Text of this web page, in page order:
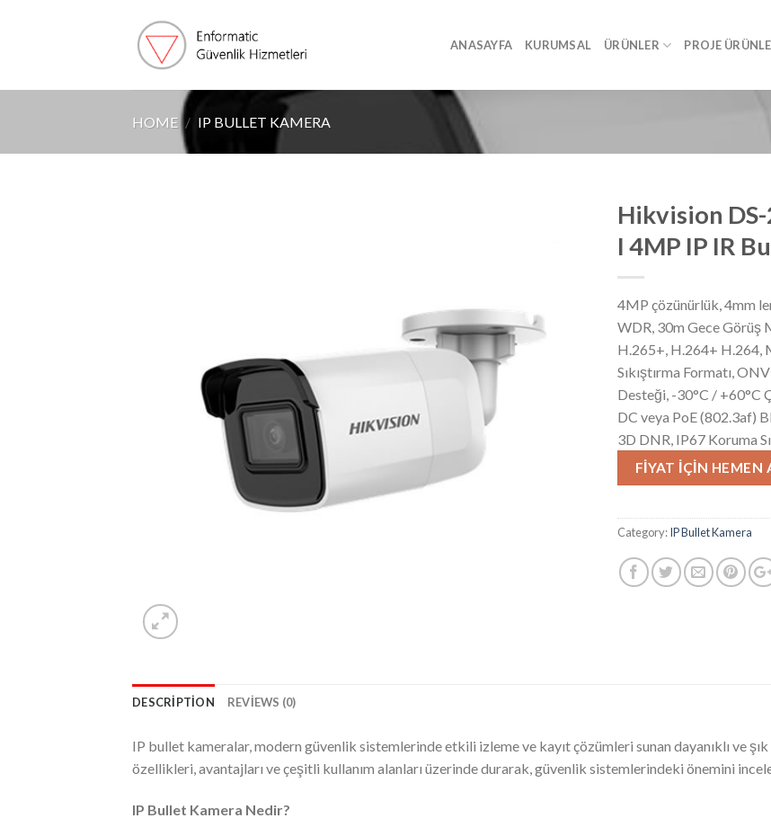
ANASAYFA KURUMSAL ÜRÜNLER PROJE
HOME / IP BULLET KAMERA
Hikvision
I 4MP IP IR
4MP çözünürlük, 4mm
WDR, 30m Gece Görüş
H.265+, H.264+ H.264,
Sıkıştırma Formatı,
Desteği, -30°C / +60°C
DC veya PoE (802.3af)
3D DNR, IP67 Koruma
FIYAT İÇIN HEMEN
Category:IP Bullet Kamera
DESCRIPTION REVIEWS (0)
IP bullet kameralar, modern güvenlik sistemlerinde etkili izleme ve kayıt çözümleri sunan dayanıklı ve
özellikleri, avantajları ve çeşitli kullanım alanları üzerinde durarak, güvenlik sistemlerindeki önemini
IP Bullet Kamera Nedir?